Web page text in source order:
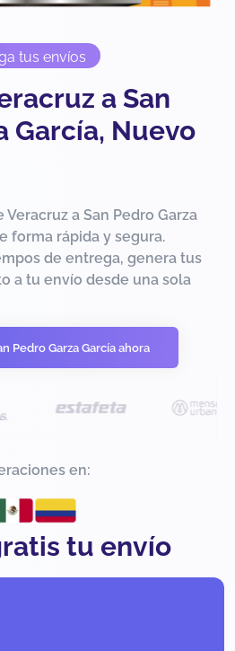
tus envíos
a San
García, Nuevo
a San Pedro Garza
forma rápida y segura.
de entrega, genera tus
a tu envío desde una sola
Pedro Garza García ahora
en:
tu envío